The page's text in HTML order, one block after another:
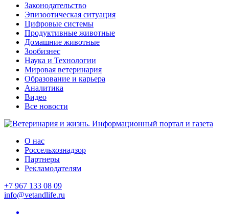
Законодательство
Эпизоотическая ситуация
Цифровые системы
Продуктивные животные
Домашние животные
Зообизнес
Наука и Технологии
Мировая ветеринария
Образование и карьера
Аналитика
Видео
Все новости
О нас
Россельхознадзор
Партнеры
Рекламодателям
+7 967 133 08 09
info@vetandlife.ru